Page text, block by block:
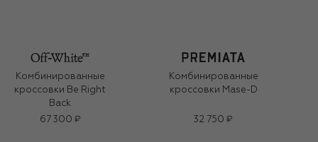
Комбинированные
кроссовки Be Right
Back
67 300 ₽
Комбинированные
кроссовки Mase-D
32 750 ₽